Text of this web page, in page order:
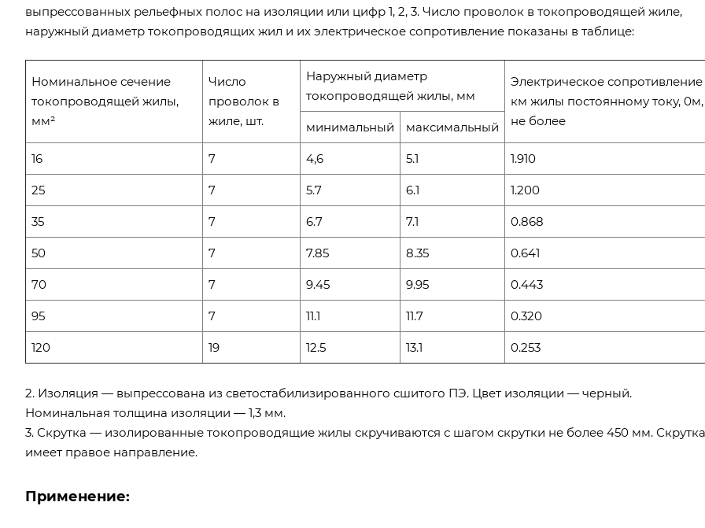
выпрессованных рельефных полос на изоляции или цифр 1, 2, 3. Число проволок в токопроводящей жиле,
наружный диаметр токопроводящих жил и их электрическое сопротивление показаны в таблице:
Номинальное сечение
токопроводящей жилы,
мм²
Число
проволок в
жиле, шт.
Наружный диаметр
токопроводящей жилы, мм
Электрическое сопротивление
км жилы постоянному току, 0м,
не более
минимальный максимальный
16 7 4,6 5.1 1.910
25 7 5.7 6.1 1.200
35 7 6.7 7.1 0.868
50 7 7.85 8.35 0.641
70 7 9.45 9.95 0.443
95 7 11.1 11.7 0.320
120 19 12.5 13.1 0.253
2. Изоляция — выпрессована из светостабилизированного сшитого ПЭ. Цвет изоляции — черный.
Номинальная толщина изоляции — 1,3 мм.
3. Скрутка — изолированные токопроводящие жилы скручиваются с шагом скрутки не более 450 мм. Скрутка
имеет правое направление.
Применение: